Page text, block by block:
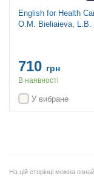
English for Health
O.M. Bieliaieva, L.B.
710 грн
В наявності
У вибране
На цій сторінці можна